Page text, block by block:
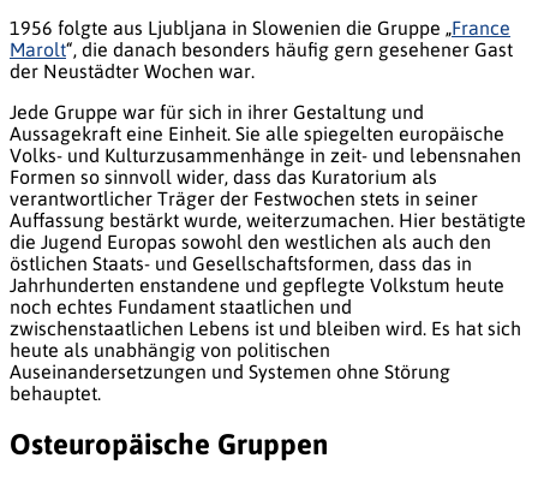
1956 folgte aus Ljubljana in Slowenien die Gruppe „France
Marolt“, die danach besonders häufig gern gesehener Gast
der Neustädter Wochen war.
Jede Gruppe war für sich in ihrer Gestaltung und
Aussagekraft eine Einheit. Sie alle spiegelten europäische
Volks- und Kulturzusammenhänge in zeit- und lebensnahen
Formen so sinnvoll wider, dass das Kuratorium als
verantwortlicher Träger der Festwochen stets in seiner
Auffassung bestärkt wurde, weiterzumachen. Hier bestätigte
die Jugend Europas sowohl den westlichen als auch den
östlichen Staats- und Gesellschaftsformen, dass das in
Jahrhunderten enstandene und gepflegte Volkstum heute
noch echtes Fundament staatlichen und
zwischenstaatlichen Lebens ist und bleiben wird. Es hat sich
heute als unabhängig von politischen
Auseinandersetzungen und Systemen ohne Störung
behauptet.
Osteuropäische Gruppen